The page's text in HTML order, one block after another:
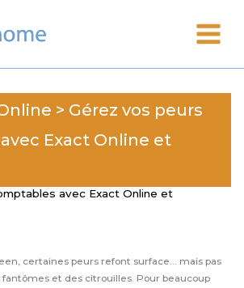
> Gérez vos peurs
Exact Online et
avec Exact Online et
certaines peurs refont surface… mais pas
et des citrouilles. Pour beaucoup